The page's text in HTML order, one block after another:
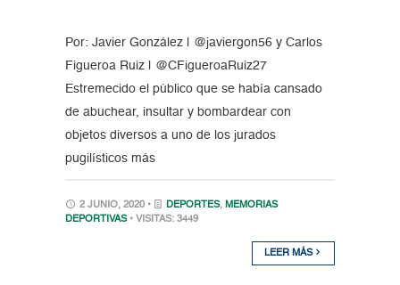
Por: Javier González | @javiergon56 y Carlos
Figueroa Ruiz | @CFigueroaRuiz27
Estremecido el público que se había cansado
de abuchear, insultar y bombardear con
objetos diversos a uno de los jurados
pugilísticos más
2 JUNIO, 2020 • DEPORTES, MEMORIAS
DEPORTIVAS • VISITAS: 3449
LEER MÁS